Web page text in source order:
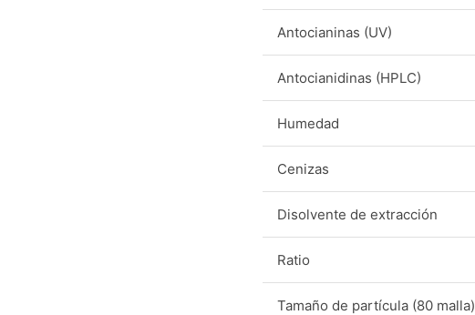
Antocianinas (UV)
Antocianidinas (HPLC)
Humedad
Cenizas
Disolvente de extracción
Ratio
Tamaño de partícula (80 malla)